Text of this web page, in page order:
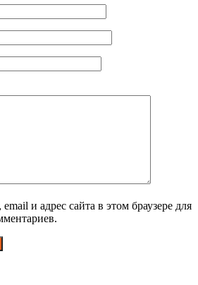
и адрес сайта в этом браузере для